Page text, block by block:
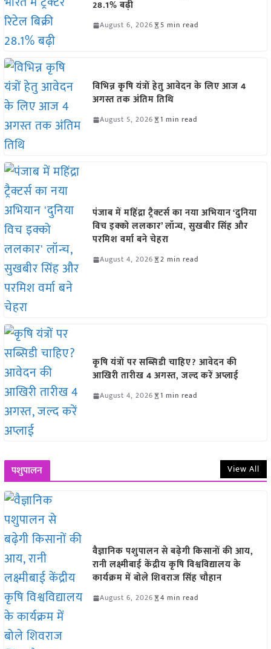
28.1% बढ़ी
August 6, 2026 5 min read
विभिन्न कृषि यंत्रों हेतु आवेदन के लिए आज 4
अगस्त तक अंतिम तिथि
August 5, 2026 1 min read
पंजाब में महिंद्रा ट्रैक्टर्स का नया अभियान ‘दुनिया
विच इक्को ललकार’ लॉन्च, सुखबीर सिंह और
परमिश वर्मा बने चेहरा
August 4, 2026 2 min read
कृषि यंत्रों पर सब्सिडी चाहिए? आवेदन की
आखिरी तारीख 4 अगस्त, जल्द करें अप्लाई
August 4, 2026 1 min read
पशुपालन View All
वैज्ञानिक पशुपालन से बढ़ेगी किसानों की आय,
रानी लक्ष्मीबाई केंद्रीय कृषि विश्वविद्यालय के
कार्यक्रम में बोले शिवराज सिंह चौहान
August 6, 2026 4 min read